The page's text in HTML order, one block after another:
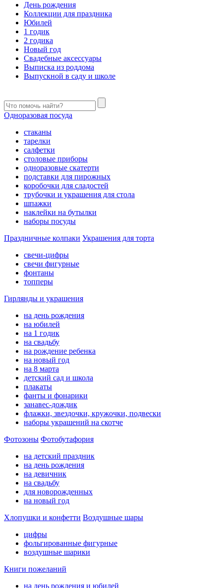
День рождения
Коллекции для праздника
Юбилей
1 годик
2 годика
Новый год
Свадебные аксессуары
Выписка из роддома
Выпускной в саду и школе
Одноразовая посуда
стаканы
тарелки
салфетки
столовые приборы
одноразовые скатерти
подставки для пирожных
коробочки для сладостей
трубочки и украшения для стола
шпажки
наклейки на бутылки
наборы посуды
Праздничные колпаки Украшения для торта
свечи-цифры
свечи фигурные
фонтаны
топперы
Гирлянды и украшения
на день рождения
на юбилей
на 1 годик
на свадьбу
на рождение ребенка
на новый год
на 8 марта
детский сад и школа
плакаты
фанты и фонарики
занавес-дождик
флажки, звездочки, кружочки, подвески
наборы украшений на скотче
Фотозоны Фотобутафория
на детский праздник
на день рождения
на девичник
на свадьбу
для новорожденных
на новый год
Хлопушки и конфетти Воздушные шары
цифры
фольгированные фигурные
воздушные шарики
Книги пожеланий
на день рождения и юбилей